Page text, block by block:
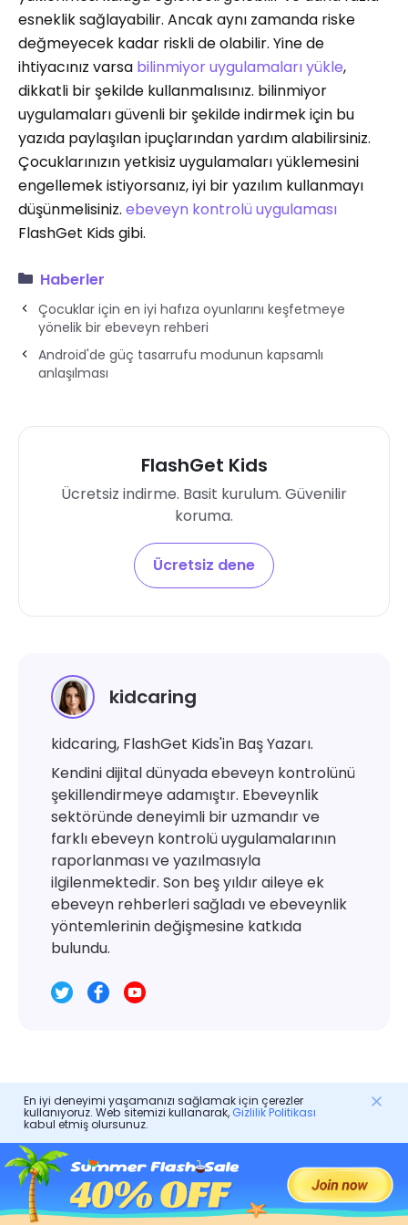
esneklik sağlayabilir. Ancak aynı zamanda riske
değmeyecek kadar riskli de olabilir. Yine de
ihtiyacınız varsa bilinmiyor uygulamaları yükle,
dikkatli bir şekilde kullanmalısınız. bilinmiyor
uygulamaları güvenli bir şekilde indirmek için bu
yazıda paylaşılan ipuçlarından yardım alabilirsiniz.
Çocuklarınızın yetkisiz uygulamaları yüklemesini
engellemek istiyorsanız, iyi bir yazılım kullanmayı
düşünmelisiniz. ebeveyn kontrolü uygulaması
FlashGet Kids gibi.
Haberler
Çocuklar için en iyi hafıza oyunlarını keşfetmeye
yönelik bir ebeveyn rehberi
Android'de güç tasarrufu modunun kapsamlı
anlaşılması
FlashGet Kids
Ücretsiz indirme. Basit kurulum. Güvenilir
koruma.
Ücretsiz dene
kidcaring
kidcaring, FlashGet Kids'in Baş Yazarı.
Kendini dijital dünyada ebeveyn kontrolünü
şekillendirmeye adamıştır. Ebeveynlik
sektöründe deneyimli bir uzmandır ve
farklı ebeveyn kontrolü uygulamalarının
raporlanması ve yazılmasıyla
ilgilenmektedir. Son beş yıldır aileye ek
ebeveyn rehberleri sağladı ve ebeveynlik
yöntemlerinin değişmesine katkıda
bulundu.
Ebeveyn Kontrolü
Köpek Man'ı Anlamak: Bir Ebeveynin Film Kılavuzu
Krom Ebeveyn Kontrolleri: Aileler için Kapsamlı Bir
Kılavuz
En iyi deneyimi yaşamanızı sağlamak için çerezler
kullanıyoruz. Web sitemizi kullanarak, Gizlilik Politikası
kabul etmiş olursunuz.